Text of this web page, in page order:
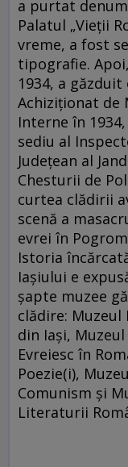
a purtat
Palatul „Vieții
vreme, a fost
tipografie.
1934, a găzduit
Achiziționat de
Interne în
sediu al
Județean al
Chesturii de
curtea clădirii
scenă a
evrei în
Istoria
Iașiului e
șapte muzee
clădire:
din Iași,
Evreiesc în
Poezie(i),
Comunism și
Literaturii